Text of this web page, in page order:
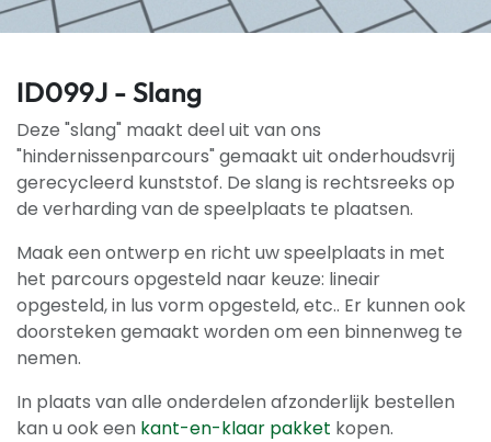
ID099J - Slang
Deze "slang" maakt deel uit van ons
"hindernissenparcours" gemaakt uit onderhoudsvrij
gerecycleerd kunststof. De slang is rechtsreeks op
de verharding van de speelplaats te plaatsen.
Maak een ontwerp en richt uw speelplaats in met
het parcours opgesteld naar keuze: lineair
opgesteld, in lus vorm opgesteld, etc.. Er kunnen ook
doorsteken gemaakt worden om een binnenweg te
nemen.
In plaats van alle onderdelen afzonderlijk bestellen
kan u ook een kant-en-klaar pakket kopen.